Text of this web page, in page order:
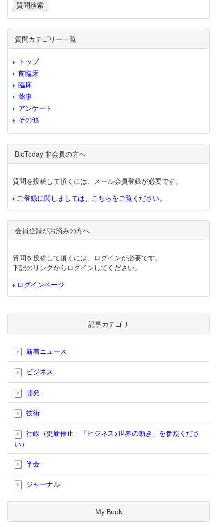
質問カテゴリー一覧
トップ
前臨床
臨床
薬事
アンケート
その他
BioToday 非会員の方へ
質問を投稿して頂くには、メール会員登録が必要です。
ご登録に関しましては、こちらをご覧ください。
会員登録がお済みの方へ
質問を投稿して頂くには、ログインが必要です。
下記のリンクからログインしてください。
ログインページ
記事カテゴリ
新着ニュース
ビジネス
開発
技術
行政（更新停止；「ビジネス>世界の動き」を参照くださ
い）
学会
ジャーナル
My Book